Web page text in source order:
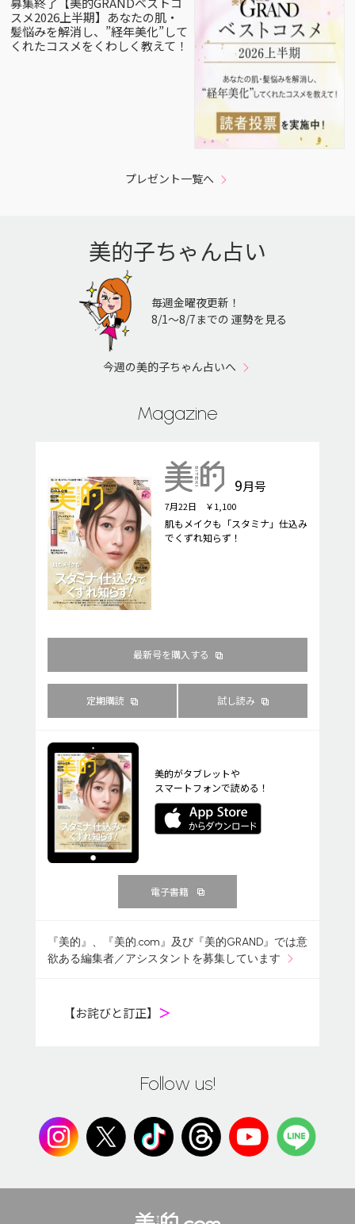
スメ2026上半期】あなたの肌・
髪悩みを解消し、”経年美化”して
くれたコスメをくわしく教えて！
プレゼント一覧へ
美的子ちゃん占い
毎週金曜夜更新！
8/1〜8/7までの 運勢を見る
今週の美的子ちゃん占いへ
Magazine
9月号
7月22日 ￥1,100
肌もメイクも「スタミナ」仕込み
でくずれ知らず！
最新号を購入する
定期購読 試し読み
美的がタブレットや
スマートフォンで読める！
電子書籍
『美的』、『美的.com』及び『美的GRAND』では意
欲ある編集者／アシスタントを募集しています
【お詫びと訂正】 ＞
Follow us!